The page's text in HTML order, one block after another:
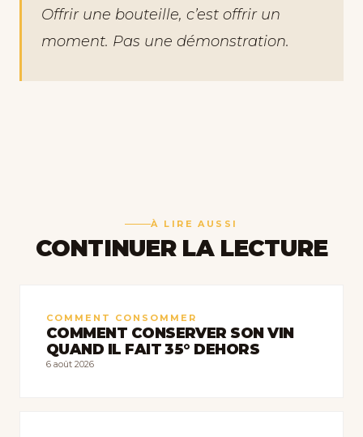
Offrir une bouteille, c’est offrir un
moment. Pas une démonstration.
À LIRE AUSSI
CONTINUER LA LECTURE
COMMENT CONSOMMER
COMMENT CONSERVER SON VIN
QUAND IL FAIT 35° DEHORS
6 août 2026